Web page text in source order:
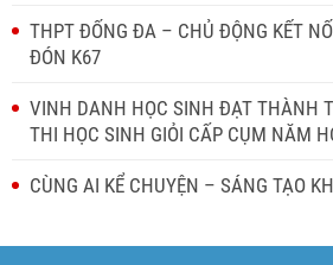
THPT ĐỐNG ĐA – CHỦ ĐỘNG KẾT
ĐÓN K67
VINH DANH HỌC SINH ĐẠT THÀNH
THI HỌC SINH GIỎI CẤP CỤM NĂM
CÙNG AI KỂ CHUYỆN – SÁNG TẠO